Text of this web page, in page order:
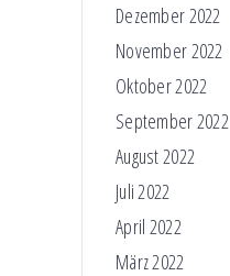
Dezember 2022
November 2022
Oktober 2022
September 2022
August 2022
Juli 2022
April 2022
März 2022